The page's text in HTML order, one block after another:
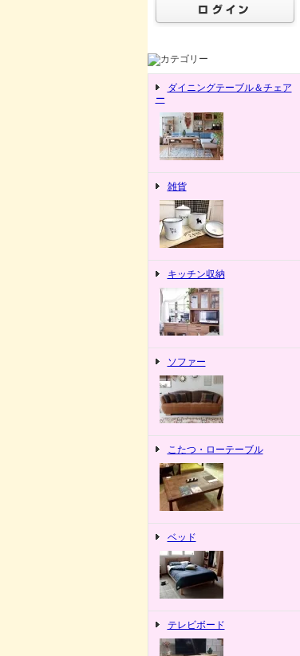
ダイニングテーブル＆チェア
ー
雑貨
キッチン収納
ソファー
こたつ・ローテーブル
ベッド
テレビボード